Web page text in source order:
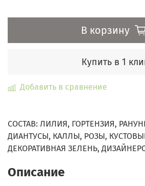
В корзину
Купить в 1
Добавить в сравнение
СОСТАВ: ЛИЛИЯ, ГОРТЕНЗИЯ,
ДИАНТУСЫ, КАЛЛЫ, РОЗЫ,
ДЕКОРАТИВНАЯ ЗЕЛЕНЬ,
Описание